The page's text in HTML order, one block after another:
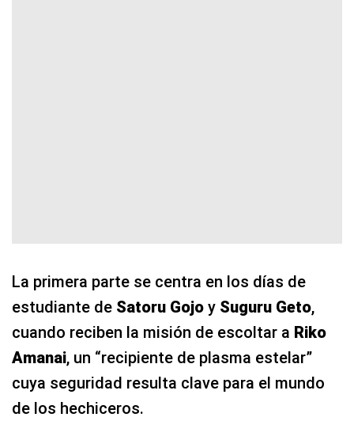
La primera parte se centra en los días de
estudiante de Satoru Gojo y Suguru Geto,
cuando reciben la misión de escoltar a Riko
Amanai, un “recipiente de plasma estelar”
cuya seguridad resulta clave para el mundo
de los hechiceros.